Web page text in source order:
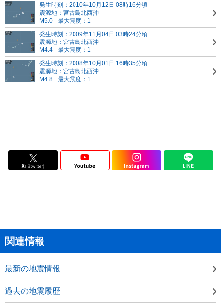
発生時刻：2010年10月12日 08時16分頃
震源地：宮古島北西沖
M5.0
最大震度：1
発生時刻：2009年11月04日 03時24分頃
震源地：宮古島北西沖
M4.4
最大震度：1
発生時刻：2008年10月01日 16時35分頃
震源地：宮古島北西沖
M4.8
最大震度：1
関連情報
最新の地震情報
過去の地震履歴